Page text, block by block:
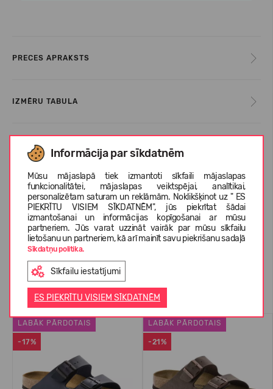
Informācija par sīkdatnēm
Mūsu mājaslapā tiek izmantoti sīkfaili mājaslapas
funkcionalitātei, mājaslapas veiktspējai, analītikai,
personalizētam saturam un reklāmām. Noklikšķinot uz " ES
PIEKRĪTU VISIEM SĪKDATNĒM", jūs piekrītat šādai
izmantošanai un informācijas kopīgošanai ar mūsu
partneriem. Jūs varat uzzināt vairāk par mūsu sīkfailu
lietošanu un partneriem, kā arī mainīt savu piekrišanu sadaļā
Sīkdatņu politika.
Sīkfailu iestatījumi
ES PIEKRĪTU VISIEM SĪKDATNĒM
PRECES APRAKSTS
IZMĒRU TABULA
KOPŠANAS INSTRUKCIJA
PAR BIRKENSTOCK
KLIENTU ATSAUKSMES (0)
Līdzīgas preces
-17%
LABĀK PĀRDOTAIS
-21%
LABĀK PĀRDOTAIS